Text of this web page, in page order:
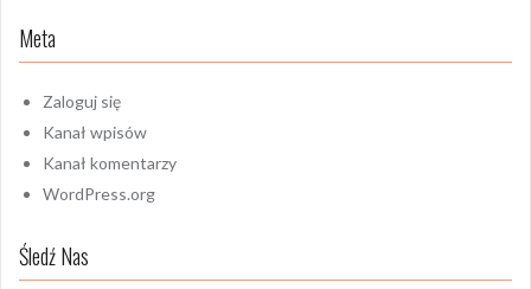
Meta
Zaloguj się
Kanał wpisów
Kanał komentarzy
WordPress.org
Śledź Nas